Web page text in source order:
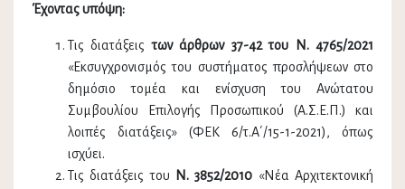
Έχοντας υπόψη:
Τις διατάξειςτων άρθρων 37-42 του Ν. 4765/2021
«Εκσυγχρονισμός του συστήματος προσλήψεων στο
δημόσιο τομέα και ενίσχυση του Ανώτατου
Συμβουλίου Επιλογής Προσωπικού (Α.Σ.Ε.Π.) και
λοιπές διατάξεις» (ΦΕΚ 6/τ.Α΄/15-1-2021), όπως
ισχύει.
Τις διατάξεις του
Ν. 3852/2010 «Νέα Αρχιτεκτονική